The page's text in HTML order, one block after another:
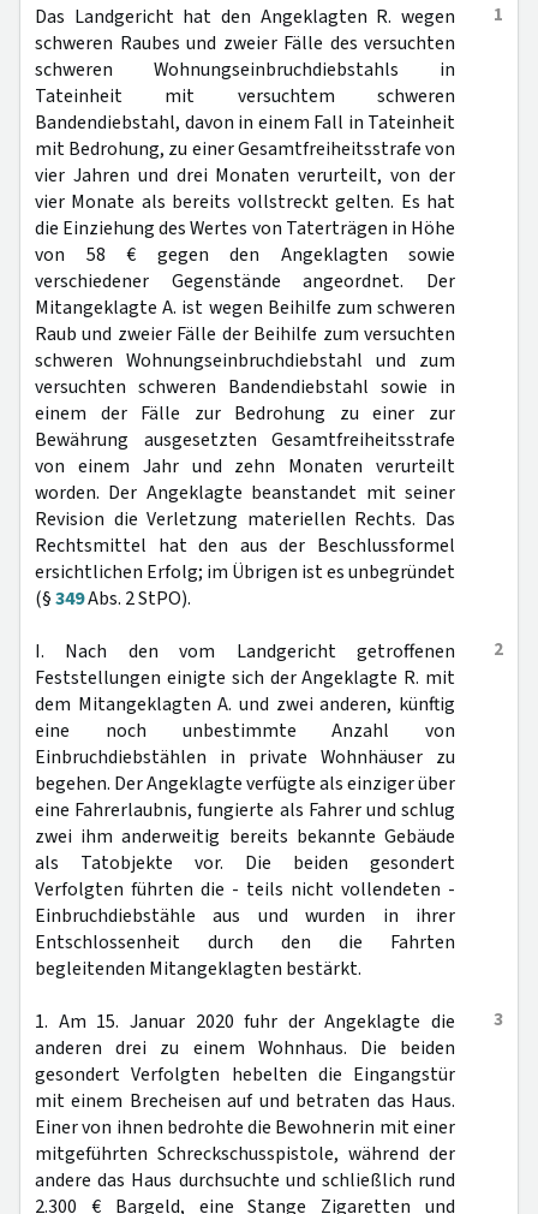
1
Das Landgericht hat den Angeklagten R. wegen
schweren Raubes und zweier Fälle des versuchten
schweren Wohnungseinbruchdiebstahls in
Tateinheit mit versuchtem schweren
Bandendiebstahl, davon in einem Fall in Tateinheit
mit Bedrohung, zu einer Gesamtfreiheitsstrafe von
vier Jahren und drei Monaten verurteilt, von der
vier Monate als bereits vollstreckt gelten. Es hat
die Einziehung des Wertes von Taterträgen in Höhe
von 58 € gegen den Angeklagten sowie
verschiedener Gegenstände angeordnet. Der
Mitangeklagte A. ist wegen Beihilfe zum schweren
Raub und zweier Fälle der Beihilfe zum versuchten
schweren Wohnungseinbruchdiebstahl und zum
versuchten schweren Bandendiebstahl sowie in
einem der Fälle zur Bedrohung zu einer zur
Bewährung ausgesetzten Gesamtfreiheitsstrafe
von einem Jahr und zehn Monaten verurteilt
worden. Der Angeklagte beanstandet mit seiner
Revision die Verletzung materiellen Rechts. Das
Rechtsmittel hat den aus der Beschlussformel
ersichtlichen Erfolg; im Übrigen ist es unbegründet
(§349Abs. 2 StPO).
2
I. Nach den vom Landgericht getroffenen
Feststellungen einigte sich der Angeklagte R. mit
dem Mitangeklagten A. und zwei anderen, künftig
eine noch unbestimmte Anzahl von
Einbruchdiebstählen in private Wohnhäuser zu
begehen. Der Angeklagte verfügte als einziger über
eine Fahrerlaubnis, fungierte als Fahrer und schlug
zwei ihm anderweitig bereits bekannte Gebäude
als Tatobjekte vor. Die beiden gesondert
Verfolgten führten die - teils nicht vollendeten -
Einbruchdiebstähle aus und wurden in ihrer
Entschlossenheit durch den die Fahrten
begleitenden Mitangeklagten bestärkt.
3
1. Am 15. Januar 2020 fuhr der Angeklagte die
anderen drei zu einem Wohnhaus. Die beiden
gesondert Verfolgten hebelten die Eingangstür
mit einem Brecheisen auf und betraten das Haus.
Einer von ihnen bedrohte die Bewohnerin mit einer
mitgeführten Schreckschusspistole, während der
andere das Haus durchsuchte und schließlich rund
2.300 € Bargeld, eine Stange Zigaretten und